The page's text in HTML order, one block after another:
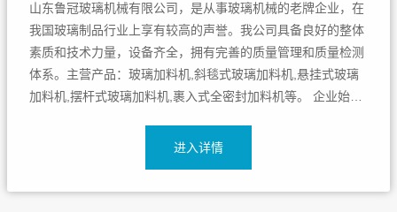
山东鲁冠玻璃机械有限公司，是从事玻璃机械的老牌企业，在
我国玻璃制品行业上享有较高的声誉。我公司具备良好的整体
素质和技术力量，设备齐全，拥有完善的质量管理和质量检测
体系。主营产品：玻璃加料机,斜毯式玻璃加料机,悬挂式玻璃
加料机,摆杆式玻璃加料机,裹入式全密封加料机等。 企业始终
发力度，玻璃机械产品的开发生产，为适应玻璃制品行业发展
进入详情